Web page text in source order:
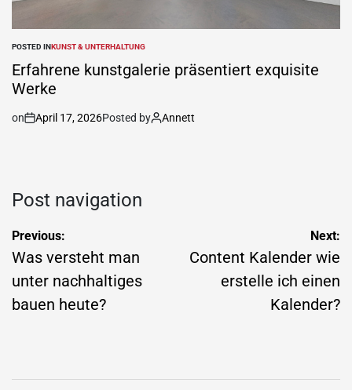
POSTED INKUNST & UNTERHALTUNG
Erfahrene kunstgalerie präsentiert exquisite
Werke
on April 17, 2026Posted by Annett
Post navigation
Previous:
Was versteht man
unter nachhaltiges
bauen heute?
Next:
Content Kalender wie
erstelle ich einen
Kalender?